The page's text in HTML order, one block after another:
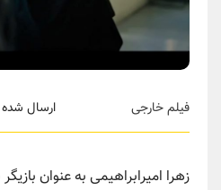
ارسال شده در 05/24/2022 فیلم خارجی
زهرا امیرابراهیمی به عنوان